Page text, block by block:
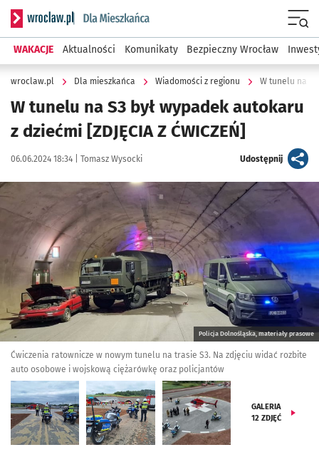
Serwis informacyjny wroclaw.pl podserwis: Dla mieszkańca
WAKACJE Aktualności Komunikaty Bezpieczny Wrocław
wroclaw.pl Dla mieszkańca Wiadomości z regionu W tunelu na S3
W tunelu na S3 był wypadek autokaru
z dziećmi [ZDJĘCIA Z ĆWICZEŃ]
Data publikacji:
06.06.2024 18:34 | Autor:
Tomasz Wysocki Udostępnijartykuł
Kliknij, aby zobaczyć galerię
Policja Dolnośląska, materiały prasowe
Ćwiczenia ratownicze w nowym tunelu na trasie S3. Na zdjęciu widać rozbite
auto osobowe i wojskową ciężarówkę oraz policjantów
GALERIA
12 ZDJĘĆ